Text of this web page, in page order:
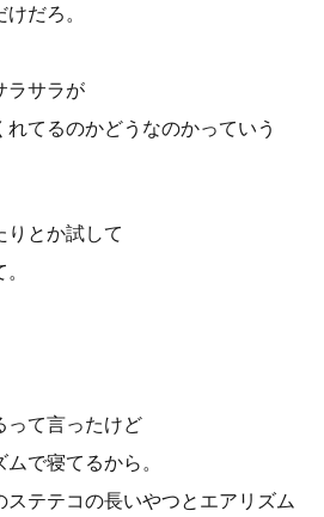
だろ。
ラサラが
れてるのかどうなのかっていう
りとか試して
って言ったけど
で寝てるから。
ステテコの長いやつとエアリズム